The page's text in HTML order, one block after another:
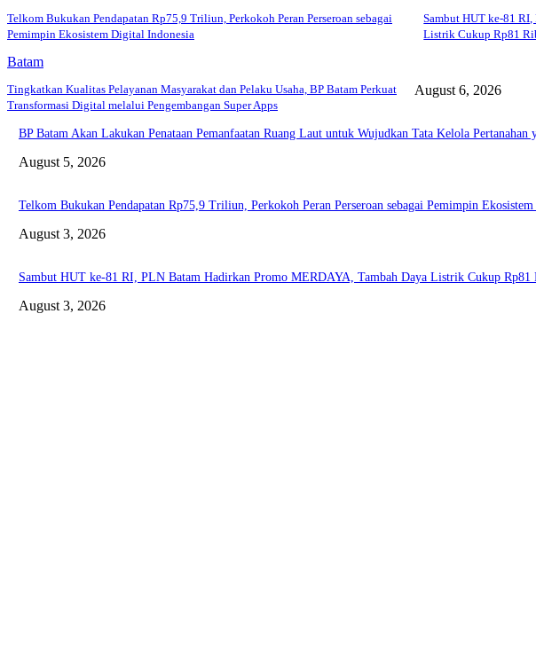
Telkom Bukukan Pendapatan Rp75,9 Triliun, Perkokoh Peran Perseroan sebagai
Pemimpin Ekosistem Digital Indonesia
Sambut HUT ke-81
Listrik Cukup Rp81
Batam
Tingkatkan Kualitas Pelayanan Masyarakat dan Pelaku Usaha, BP Batam Perkuat
Transformasi Digital melalui Pengembangan Super Apps
August 6, 2026
BP Batam Akan Lakukan Penataan Pemanfaatan Ruang Laut untuk Wujudkan Tata Kelola Pertanahan
August 5, 2026
Telkom Bukukan Pendapatan Rp75,9 Triliun, Perkokoh Peran Perseroan sebagai Pemimpin
August 3, 2026
Sambut HUT ke-81 RI, PLN Batam Hadirkan Promo MERDAYA, Tambah Daya Listrik Cukup Rp81
August 3, 2026